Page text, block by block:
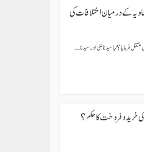
کے درمیان اختلافات کی
منتقل فرمایا؟ کیا سیدنا علی اور سیدنا...
خرید و فروخت کا حکم؟